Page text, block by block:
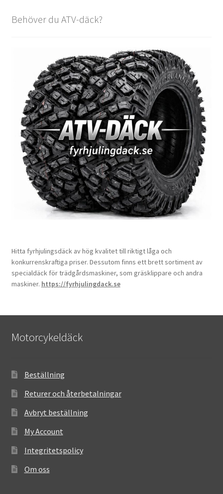
Behöver du ATV-däck?
Hitta fyrhjulingsdäck av hög kvalitet till riktigt låga och
konkurrenskraftiga priser. Dessutom finns ett brett sortiment av
specialdäck för trädgårdsmaskiner, som gräsklippare och andra
maskiner. https://fyrhjulingdack.se
Motorcykeldäck
Beställning
Returer och återbetalningar
Avbryt beställning
My Account
Integritetspolicy
Om oss